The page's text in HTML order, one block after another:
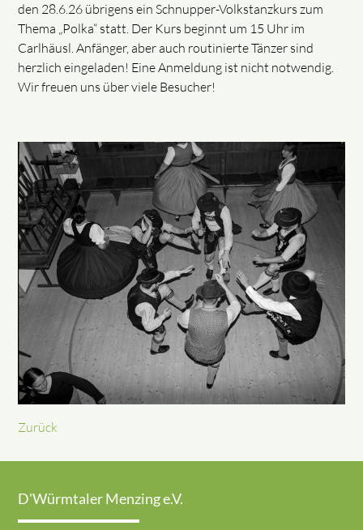
den 28.6.26 übrigens ein Schnupper-Volkstanzkurs zum
Thema „Polka“ statt. Der Kurs beginnt um 15 Uhr im
Carlhäusl. Anfänger, aber auch routinierte Tänzer sind
herzlich eingeladen! Eine Anmeldung ist nicht notwendig.
Wir freuen uns über viele Besucher!
Zurück
D'Würmtaler Menzing e.V.